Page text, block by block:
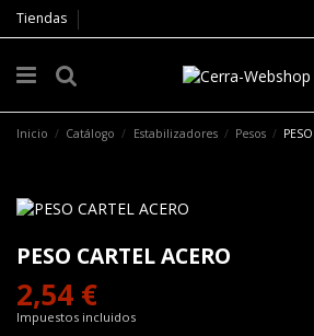
Tiendas
Inicio Catálogo Estabilizadores Pesos
PESO CARTEL ACERO
2,54 €
Impuestos incluidos